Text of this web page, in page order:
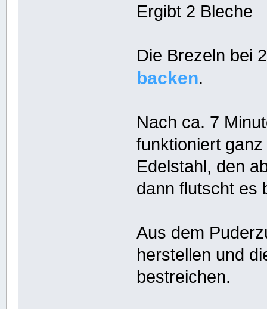
Ergibt 2 Bleche
Die Brezeln bei
backen.
Nach ca. 7
funktioniert
Edelstahl, den
dann flutscht es
Aus dem
herstellen und
bestreichen.